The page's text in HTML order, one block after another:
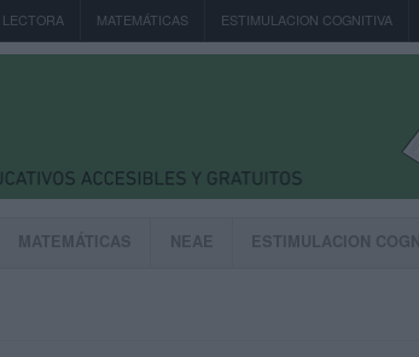
MATEMÁTICAS ESTIMULACION COGNITIVA
MATEMÁTICAS NEAE ESTIMULACION